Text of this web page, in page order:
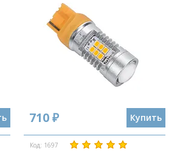
710 ₽ Купить
Код: 1697